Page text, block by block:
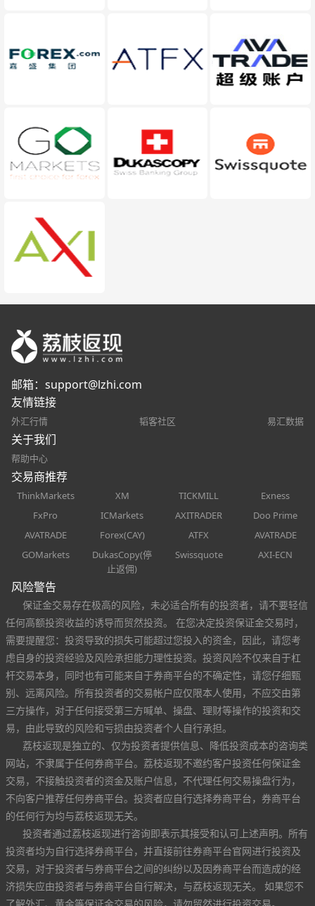
邮箱： support@lzhi.com
友情链接
外汇行情 韬客社区 易汇数据
关于我们
帮助中心
交易商推荐
ThinkMarkets XM TICKMILL
Exness
FxPro
ICMarkets AXITRADER
Doo Prime
AVATRADE
Forex(CAY) ATFX
AVATRADE
GOMarkets
DukasCopy(停
止返佣)
Swissquote AXI-ECN
风险警告
保证金交易存在极高的风险，未必适合所有的投资者，请不要轻信
任何高额投资收益的诱导而贸然投资。 在您决定投资保证金交易时，
需要提醒您：投资导致的损失可能超过您投入的资金，因此，请您考
虑自身的投资经验及风险承担能力理性投资。投资风险不仅来自于杠
杆交易本身，同时也有可能来自于券商平台的不确定性，请您仔细甄
别、远离风险。所有投资者的交易帐户应仅限本人使用，不应交由第
三方操作，对于任何接受第三方喊单、操盘、理财等操作的投资和交
易，由此导致的风险和亏损由投资者个人自行承担。
荔枝返现是独立的、仅为投资者提供信息、降低投资成本的咨询类
网站，不隶属于任何券商平台。荔枝返现不邀约客户投资任何保证金
交易，不接触投资者的资金及账户信息，不代理任何交易操盘行为，
不向客户推荐任何券商平台。投资者应自行选择券商平台，券商平台
的任何行为均与荔枝返现无关。
投资者通过荔枝返现进行咨询即表示其接受和认可上述声明。所有
投资者均为自行选择券商平台，并直接前往券商平台官网进行投资及
交易，对于投资者与券商平台之间的纠纷以及因券商平台而造成的经
济损失应由投资者与券商平台自行解决，与荔枝返现无关。 如果您不
了解外汇、黄金等保证金交易的风险，请勿贸然进行投资交易。